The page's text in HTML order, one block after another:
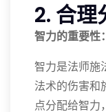
2. 合理
智力的重要性：
智力是法师施
法术的伤害和
点分配给智力